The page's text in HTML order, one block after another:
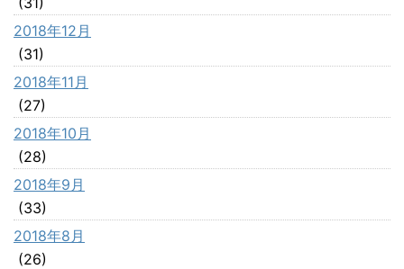
2018年12月
(31)
2018年11月
(27)
2018年10月
(28)
2018年9月
(33)
2018年8月
(26)